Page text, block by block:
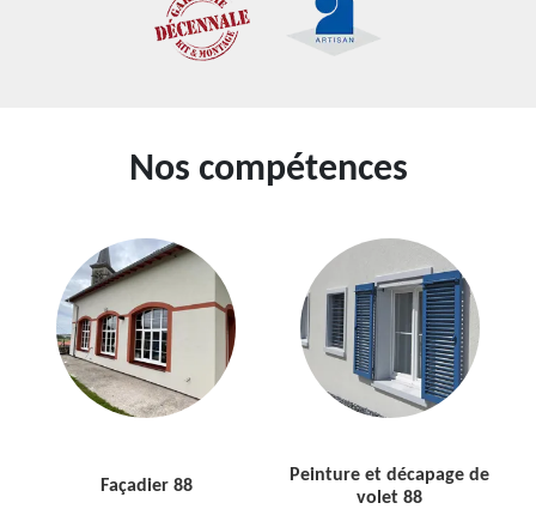
Nos compétences
Façadier 88
Peinture et décapage de
volet 88